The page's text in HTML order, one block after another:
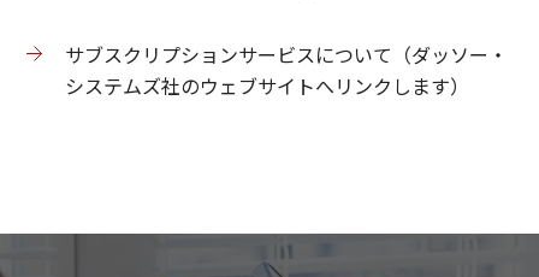
サブスクリプションサービスについて（ダッソー・
システムズ社のウェブサイトへリンクします）